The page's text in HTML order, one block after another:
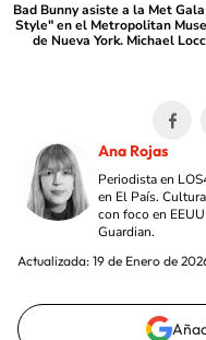
Bad Bunny asiste a la Met
Style" en el Metropolitan
de Nueva York. Michael
Ana Rojas
Periodista en
en El País.
con foco en
Guardian.
Actualizada: 19 de Enero de